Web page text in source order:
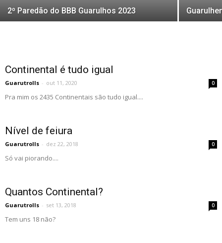
2º Paredão do BBB Guarulhos 2023
Continental é tudo igual
Guarutrolls - out 11, 2020 0
Pra mim os 2435 Continentais são tudo igual....
Nível de feiura
Guarutrolls - dez 22, 2018 0
Só vai piorando....
Quantos Continental?
Guarutrolls - set 13, 2018 0
Tem uns 18 não?